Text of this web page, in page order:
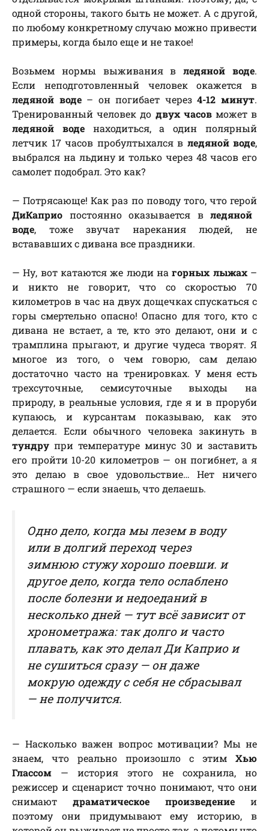
одной стороны, такого быть не может. А с другой,
по любому конкретному случаю можно привести
примеры, когда было еще и не такое!
Возьмем нормы выживания вледяной воде.
Если неподготовленный человек окажется в
ледяной воде– он погибает через4-12 минут.
Тренированный человек до двух часовможет в
ледяной воденаходиться, а один полярный
летчик 17 часов пробултыхался в ледяной воде,
выбрался на льдину и только через 48 часов его
самолет подобрал. Это как?
— Потрясающе! Как раз по поводу того, что герой
ДиКаприо постоянно оказывается вледяной
воде, тоже звучат нарекания людей, не
встававших с дивана все праздники.
— Ну, вот катаются же люди нагорных лыжах–
и никто не говорит, что со скоростью 70
километров в час на двух дощечках спускаться с
горы смертельно опасно! Опасно для того, кто с
дивана не встает, а те, кто это делают, они и с
трамплина прыгают, и другие чудеса творят. Я
многое из того, о чем говорю, сам делаю
достаточно часто на тренировках. У меня есть
трехсуточные, семисуточные выходы на
природу, в реальные условия, где я и в проруби
купаюсь, и курсантам показываю, как это
делается. Если обычного человека закинуть в
тундру при температуре минус 30 и заставить
его пройти 10-20 километров — он погибнет, а я
это делаю в свое удовольствие… Нет ничего
страшного — если знаешь, что делаешь.
Одно дело, когда мы лезем в воду
или в долгий переход через
зимнюю стужу хорошо поевши. и
другое дело, когда тело ослаблено
после болезни и недоеданий в
несколько дней — тут всё зависит от
хронометража: так долго и часто
плавать, как это делал Ди Каприо и
не сушиться сразу — он даже
мокрую одежду с себя не сбрасывал
— не получится.
— Насколько важен вопрос мотивации? Мы не
знаем, что реально произошло с этим Хью
Глассом — история этого не сохранила, но
режиссер и сценарист точно понимают, что они
снимают драматическое произведение и
поэтому они придумывают ему историю, в